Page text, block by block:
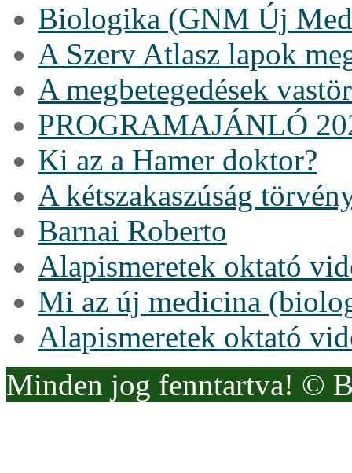
Biologika (GNM Új
A Szerv Atlasz lapok
A megbetegedések
PROGRAMAJÁNLÓ
Ki az a Hamer doktor?
A kétszakaszúság
Barnai Roberto
Alapismeretek oktató
Mi az új medicina
Alapismeretek oktató
Minden jog fenntartva! ©